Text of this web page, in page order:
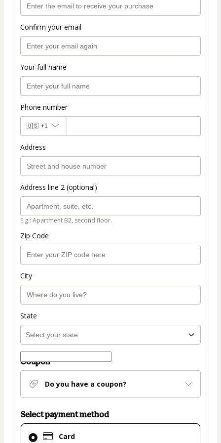
Confirm your email
Your full name
Phone number
🇺🇸 +1
Address
Address line 2 (optional)
E.g.: Apartment B2, second floor.
Zip Code
City
State
Coupon
Do you have a coupon?
Select payment method
Card
Card
selected